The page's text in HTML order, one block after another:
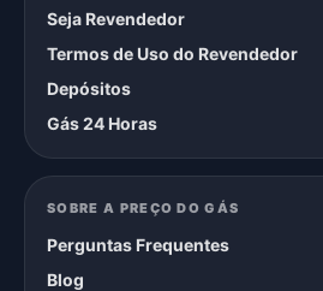
Seja Revendedor
Termos de Uso do Revendedor
Depósitos
Gás 24 Horas
SOBRE A PREÇO DO GÁS
Perguntas Frequentes
Blog